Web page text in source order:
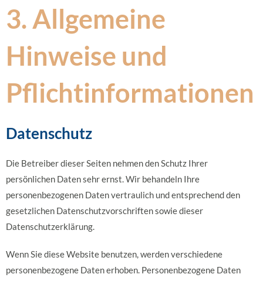
3. Allgemeine
Hinweise und
Pflicht­informationen
Datenschutz
Die Betreiber dieser Seiten nehmen den Schutz Ihrer
persönlichen Daten sehr ernst. Wir behandeln Ihre
personenbezogenen Daten vertraulich und entsprechend den
gesetzlichen Datenschutzvorschriften sowie dieser
Datenschutzerklärung.
Wenn Sie diese Website benutzen, werden verschiedene
personenbezogene Daten erhoben. Personenbezogene Daten